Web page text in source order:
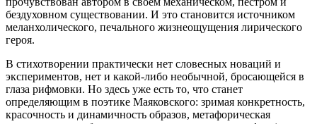
бездуховном существовании. И это становится источником
меланхолического, печального жизнеощущения лирического
героя.
В стихотворении практически нет словесных новаций и
экспериментов, нет и какой-либо необычной, бросающейся в
глаза рифмовки. Но здесь уже есть то, что станет
определяющим в поэтике Маяковского: зримая конкретность,
красочность и динамичность образов, метафорическая